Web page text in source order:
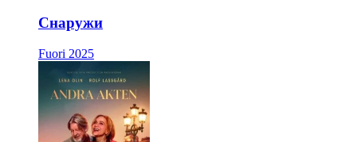
Снаружи
Fuori 2025